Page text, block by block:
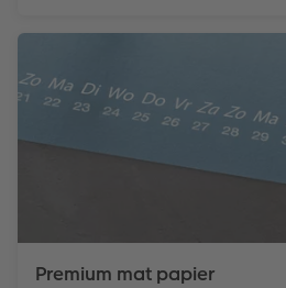
Premium mat papier